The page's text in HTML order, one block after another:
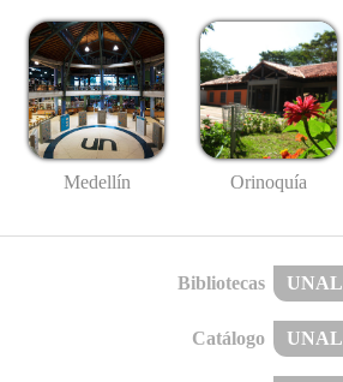
Medellín Orinoquía
Bibliotecas UNAL
Catálogo UNAL